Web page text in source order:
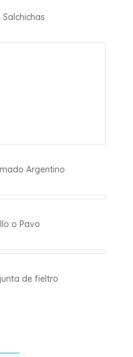
Argentino
o Pavo
de fieltro